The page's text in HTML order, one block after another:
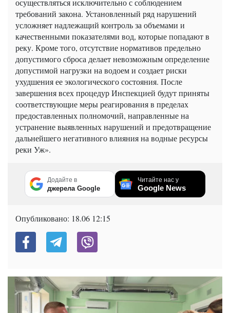
осуществляться исключительно с соблюдением
требований закона. Установленный ряд нарушений
усложняет надлежащий контроль за объемами и
качественными показателями вод, которые попадают в
реку. Кроме того, отсутствие нормативов предельно
допустимого сброса делает невозможным определение
допустимой нагрузки на водоем и создает риски
ухудшения ее экологического состояния. После
завершения всех процедур Инспекцией будут приняты
соответствующие меры реагирования в пределах
предоставленных полномочий, направленные на
устранение выявленных нарушений и предотвращение
дальнейшего негативного влияния на водные ресурсы
реки Уж».
Додайте в
джерела Google
Читайте нас у
Google News
Опубликовано: 18.06 12:15